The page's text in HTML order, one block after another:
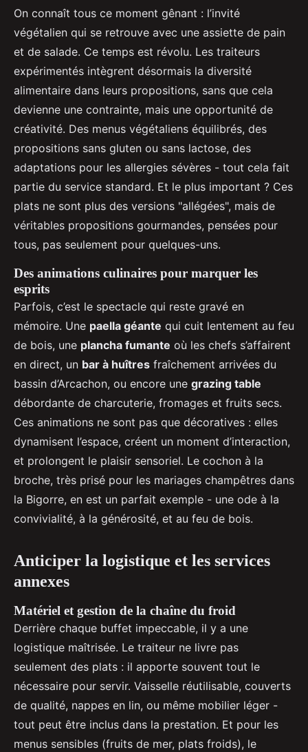
On connaît tous ce moment gênant : l’invité
végétalien qui se retrouve avec une assiette de pain
et de salade. Ce temps est révolu. Les traiteurs
expérimentés intègrent désormais la diversité
alimentaire dans leurs propositions, sans que cela
devienne une contrainte, mais une opportunité de
créativité. Des menus végétaliens équilibrés, des
propositions sans gluten ou sans lactose, des
adaptations pour les allergies sévères - tout cela fait
partie du service standard. Et le plus important ? Ces
plats ne sont plus des versions "allégées", mais de
véritables propositions gourmandes, pensées pour
tous, pas seulement pour quelques-uns.
Des animations culinaires pour marquer les
esprits
Parfois, c’est le spectacle qui reste gravé en
mémoire. Une paella géante qui cuit lentement au feu
de bois, une plancha fumante où les chefs s’affairent
en direct, un bar à huîtres fraîchement arrivées du
bassin d’Arcachon, ou encore une grazing table
débordante de charcuterie, fromages et fruits secs.
Ces animations ne sont pas que décoratives : elles
dynamisent l’espace, créent un moment d’interaction,
et prolongent le plaisir sensoriel. Le cochon à la
broche, très prisé pour les mariages champêtres dans
la Bigorre, en est un parfait exemple - une ode à la
convivialité, à la générosité, et au feu de bois.
Anticiper la logistique et les services
annexes
Matériel et gestion de la chaîne du froid
Derrière chaque buffet impeccable, il y a une
logistique maîtrisée. Le traiteur ne livre pas
seulement des plats : il apporte souvent tout le
nécessaire pour servir. Vaisselle réutilisable, couverts
de qualité, nappes en lin, ou même mobilier léger -
tout peut être inclus dans la prestation. Et pour les
menus sensibles (fruits de mer, plats froids), le